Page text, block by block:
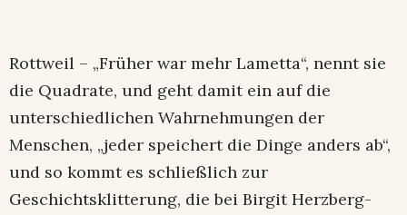
Rottweil – „Früher war mehr Lametta“, nennt sie
die Quadrate, und geht damit ein auf die
unterschiedlichen Wahrnehmungen der
Menschen, „jeder speichert die Dinge anders ab“,
und so kommt es schließlich zur
Geschichtsklitterung, die bei Birgit Herzberg-